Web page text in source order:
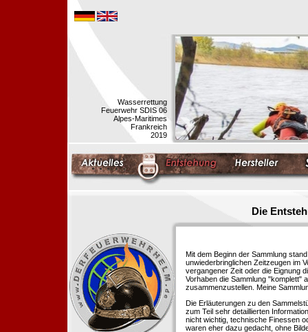
Wasserrettung
Feuerwehr SDIS 06
Alpes-Maritimes
Frankreich
2019
Die
Mit dem Beginn der Sammlung
unwiederbringlichen Zeitzeugen im
vergangener Zeit oder die Eignung
Vorhaben die Sammlung "komplett"
zusammenzustellen. Meine
Die Erläuterungen zu den
zum Teil sehr detaillierten
nicht wichtig, technische Finessen
waren eher dazu gedacht, ohne